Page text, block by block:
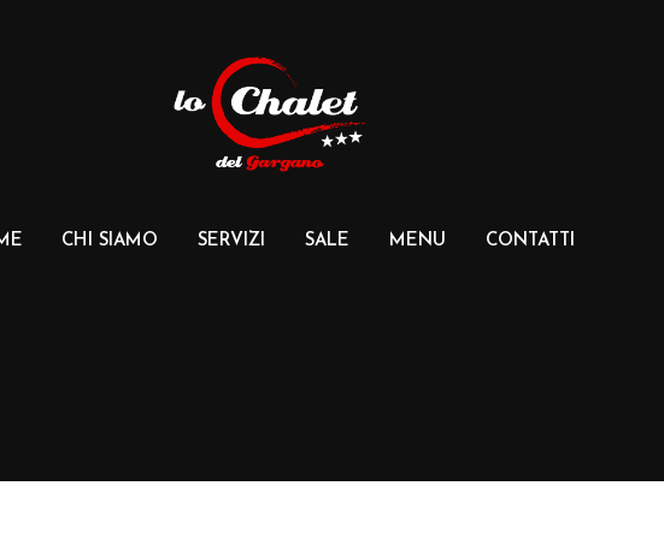
CHI SIAMO SERVIZI SALE MENU CONTATTI